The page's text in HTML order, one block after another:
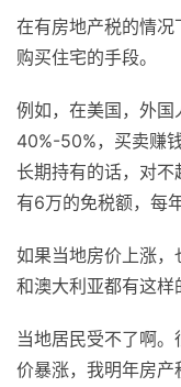
在有房地产税的情况
购买住宅的手段。
例如，在美国，外
40%-50%，买卖赚
长期持有的话，对
有6万的免税额，每
如果当地房价上涨
和澳大利亚都有这样
当地居民受不了啊
价暴涨，我明年房产